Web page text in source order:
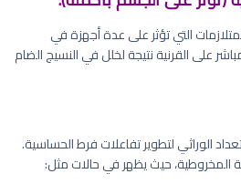
التي تؤثر على عدة أجهزة في
على القرنية نتيجة لخلل في النسيج الضام
الوراثي لتطوير تفاعلات فرط الحساسية.
المخروطية، حيث يظهر في حالات مثل: